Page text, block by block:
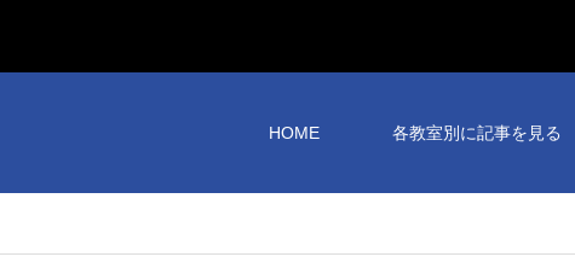
HOME 各教室別に記事を見る